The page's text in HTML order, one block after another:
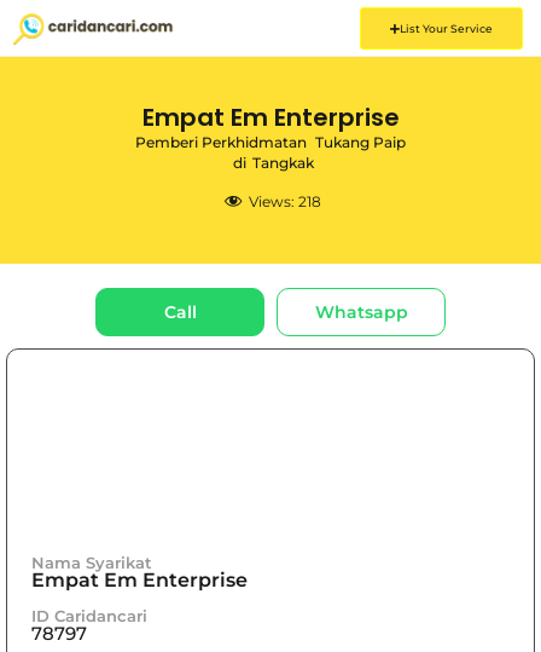
List Your Service
Empat Em Enterprise
Pemberi Perkhidmatan Tukang Paip
di Tangkak
Views: 218
Call Whatsapp
Nama Syarikat
Empat Em Enterprise
ID Caridancari
78797